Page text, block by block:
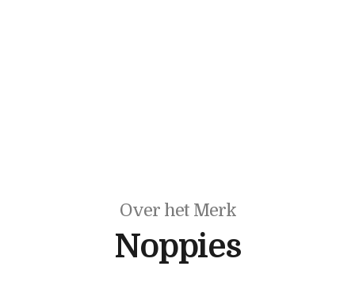
Over het Merk
Noppies